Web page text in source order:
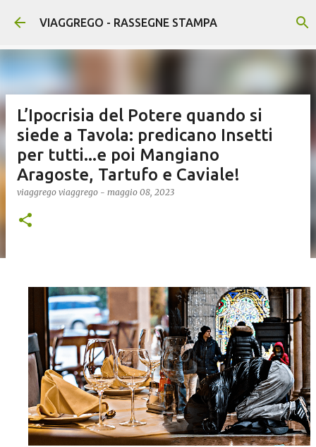
Passa ai contenuti principali
VIAGGREGO - RASSEGNE STAMPA
L’Ipocrisia del Potere quando si
siede a Tavola: predicano Insetti
per tutti...e poi Mangiano
Aragoste, Tartufo e Caviale!
viaggrego viaggrego - maggio 08, 2023